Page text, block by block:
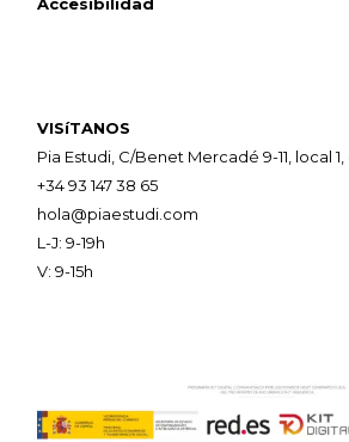
Accesibilidad
VISíTANOS
Pia Estudi, C/Benet Mercadé 9-11, local
+34 93 147 38 65
hola@piaestudi.com
L-J: 9-19h
V: 9-15h